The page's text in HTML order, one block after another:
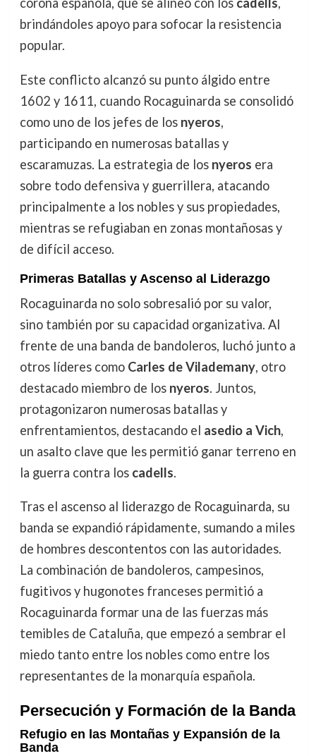
corona española, que se alineó con los cadells,
brindándoles apoyo para sofocar la resistencia
popular.
Este conflicto alcanzó su punto álgido entre
1602 y 1611, cuando Rocaguinarda se consolidó
como uno de los jefes de los nyeros,
participando en numerosas batallas y
escaramuzas. La estrategia de los nyeros era
sobre todo defensiva y guerrillera, atacando
principalmente a los nobles y sus propiedades,
mientras se refugiaban en zonas montañosas y
de difícil acceso.
Primeras Batallas y Ascenso al Liderazgo
Rocaguinarda no solo sobresalió por su valor,
sino también por su capacidad organizativa. Al
frente de una banda de bandoleros, luchó junto a
otros líderes como Carles de Vilademany, otro
destacado miembro de los nyeros. Juntos,
protagonizaron numerosas batallas y
enfrentamientos, destacando el asedio a Vich,
un asalto clave que les permitió ganar terreno en
la guerra contra los cadells.
Tras el ascenso al liderazgo de Rocaguinarda, su
banda se expandió rápidamente, sumando a miles
de hombres descontentos con las autoridades.
La combinación de bandoleros, campesinos,
fugitivos y hugonotes franceses permitió a
Rocaguinarda formar una de las fuerzas más
temibles de Cataluña, que empezó a sembrar el
miedo tanto entre los nobles como entre los
representantes de la monarquía española.
Persecución y Formación de la Banda
Refugio en las Montañas y Expansión de la
Banda